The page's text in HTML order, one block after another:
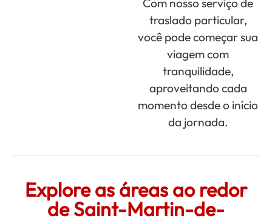
Com nosso serviço de
traslado particular,
você pode começar sua
viagem com
tranquilidade,
aproveitando cada
momento desde o início
da jornada.
Explore as áreas ao redor
de Saint-Martin-de-